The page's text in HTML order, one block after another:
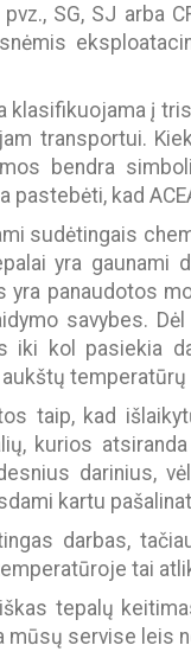
SG, SJ arba
klasifikuojama į
transportui.
bendra
pastebėti, kad
sudėtingais
yra
yra panaudotos
savybes.
iki kol pasiekia
taip, kad
kurios
darinius,
kartu
darbas,
tai
tepalų
mūsų servise